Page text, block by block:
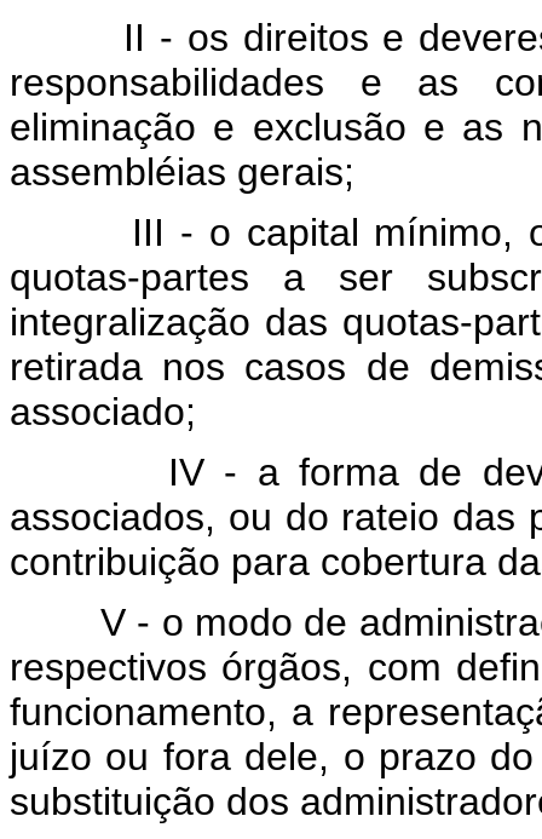
II - os direitos e
responsabilidades e as
eliminação e exclusão e as
assembléias gerais;
III - o capital mínimo,
quotas-partes a ser
integralização das quotas-
retirada nos casos de
associado;
IV - a forma de
associados, ou do rateio das
contribuição para cobertura
V - o modo de
respectivos órgãos, com
funcionamento, a
juízo ou fora dele, o prazo
substituição dos